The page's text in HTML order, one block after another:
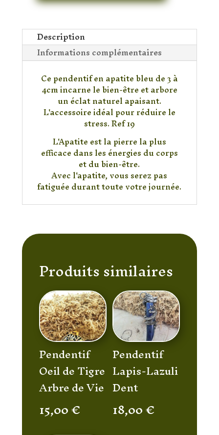
Pendentif
Description
Informations complémentaires
Ce pendentif en apatite bleu de 3 à
4cm incarne le bien-être et arbore
un éclat naturel apaisant.
L'accessoire idéal pour réduire le
stress. Ref 19
L'Apatite est la pierre la plus
efficace dans les énergies du corps
et du bien-être.
Avec l'apatite, vous serez pas
fatiguée durant toute votre journée.
Produits similaires
Pendentif
Oeil de Tigre
Arbre de Vie
15,00€
Pendentif
Lapis-Lazuli
Dent
18,00€